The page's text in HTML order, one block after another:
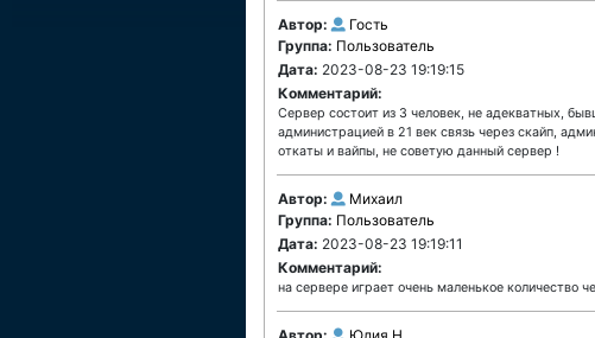
Автор:
Гость
Группа: Пользователь
Дата: 2023-08-23 19:19:15
Комментарий:
Сервер состоит из 3 человек, не адекватных,
администрацией в 21 век связь через скайп,
откаты и вайпы, не советую данный сервер !
Автор:
Михаил
Группа: Пользователь
Дата: 2023-08-23 19:19:11
Комментарий:
на сервере играет очень маленькое количество